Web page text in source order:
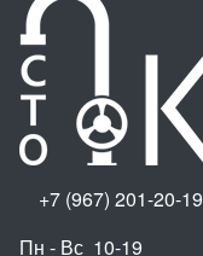
+7 (967) 201-20-19
Пн - Вс 10-19